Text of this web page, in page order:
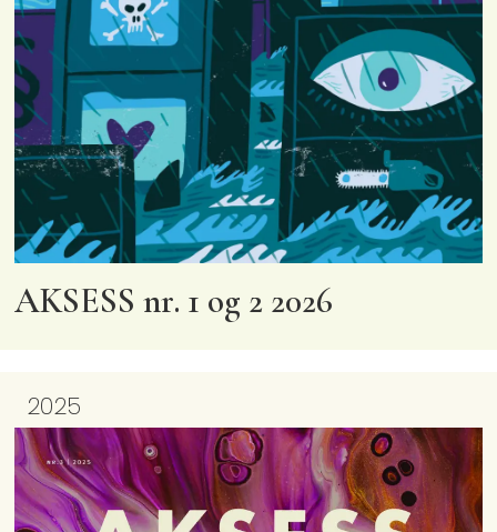
AKSESS nr. 1 og 2 2026
2025